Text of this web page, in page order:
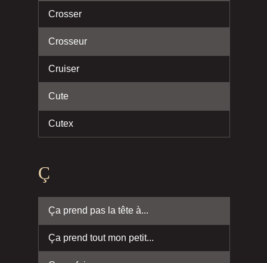
Crosser
Crosseur
Cruiser
Cute
Cutex
Ç
Ça prend pas la tête à...
Ça prend tout mon petit...